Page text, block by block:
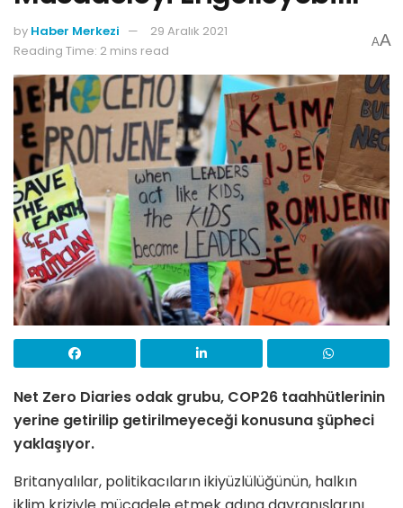
by Haber Merkezi
29 Aralık 2021
Reading Time: 2 mins read
AA
Net Zero Diaries odak grubu, COP26 taahhütlerinin
yerine getirilip getirilmeyeceği konusuna şüpheci
yaklaşıyor.
Britanyalılar, politikacıların ikiyüzlülüğünün, halkın